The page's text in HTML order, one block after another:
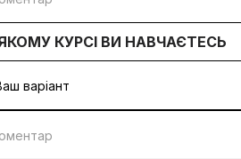
КУРСІ ВИ НАВЧАЄТЕСЬ